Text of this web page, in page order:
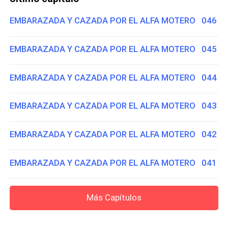
EMBARAZADA Y CAZADA POR EL ALFA MOTERO 046
EMBARAZADA Y CAZADA POR EL ALFA MOTERO 045
EMBARAZADA Y CAZADA POR EL ALFA MOTERO 044
EMBARAZADA Y CAZADA POR EL ALFA MOTERO 043
EMBARAZADA Y CAZADA POR EL ALFA MOTERO 042
EMBARAZADA Y CAZADA POR EL ALFA MOTERO 041
Más Capítulos